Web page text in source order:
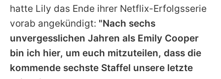
hatte Lily das Ende ihrer Netflix-Erfolgsserie
vorab angekündigt: "Nach sechs
unvergesslichen Jahren als Emily Cooper
bin ich hier, um euch mitzuteilen, dass die
kommende sechste Staffel unsere letzte